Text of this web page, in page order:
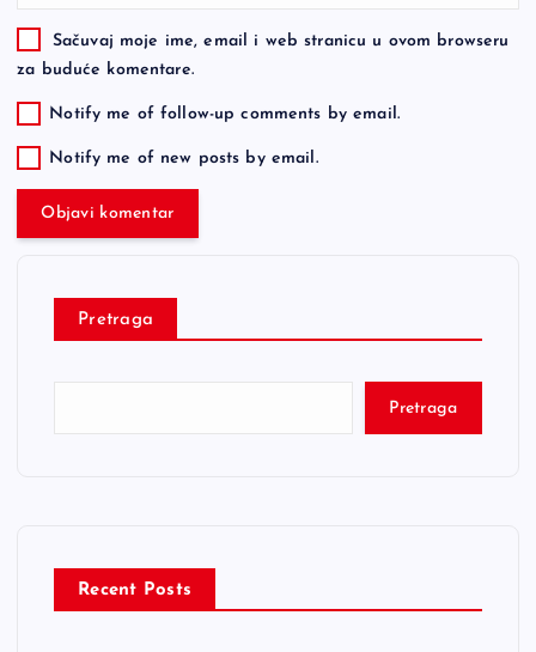
Sačuvaj moje ime, email i web stranicu u ovom browseru
za buduće komentare.
Notify me of follow-up comments by email.
Notify me of new posts by email.
Pretraga
Pretraga
Recent Posts